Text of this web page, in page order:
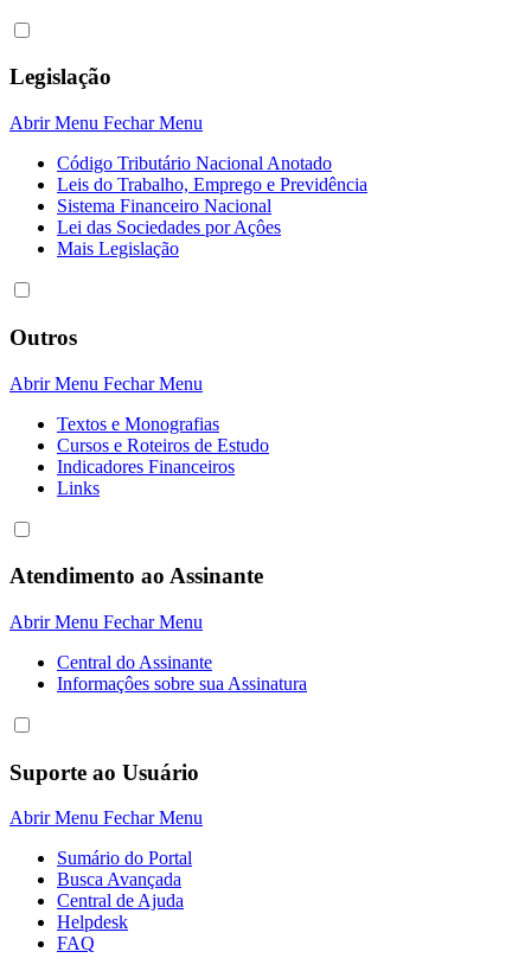
Legislação
Abrir Menu Fechar Menu
Código Tributário Nacional Anotado
Leis do Trabalho, Emprego e Previdência
Sistema Financeiro Nacional
Lei das Sociedades por Açôes
Mais Legislação
Outros
Abrir Menu Fechar Menu
Textos e Monografias
Cursos e Roteiros de Estudo
Indicadores Financeiros
Links
Atendimento ao Assinante
Abrir Menu Fechar Menu
Central do Assinante
Informaçôes sobre sua Assinatura
Suporte ao Usuário
Abrir Menu Fechar Menu
Sumário do Portal
Busca Avançada
Central de Ajuda
Helpdesk
FAQ